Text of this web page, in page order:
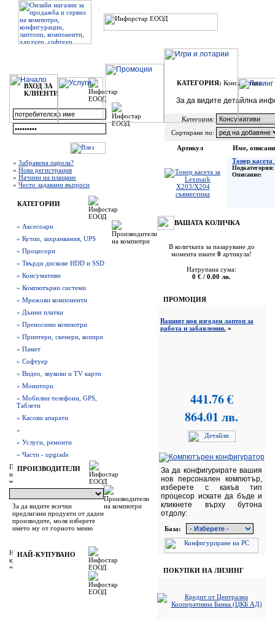
ВХОД ЗА
КЛИЕНТИ
» Забравена парола?
» Нова регистрация
» Начини на плащане
» Често задавани въпроси
КАТЕГОРИИ
» Аксесоари
» Кутии, захранвания, UPS
» Процесори
» Твърди дискове HDD и SSD
» Консумативи
» Компютърни системи
» Мрежови компоненти
» Дънни платки
» Преносими компютри
» Принтери, скенери, копири
» Памет
» Софтуер
» Видео, звукови и TV карти
» Монитори
» Мобилни телефони, GPS,
Таблети
» Касови апарати
»
» Услуги, ремонти
» Части - upgrade
ПРОИЗВОДИТЕЛИ
За да видите всички
предлагани продукти от даден
производите, моля изберете
името му от горното меню
НАЙ-КУПУВАНО
КАТЕГОРИЯ: Консумативи
За да видите детайлна
Категория:
Сортиране по:
Артикул
Име,
Тонер
Подкатегория:
Описание:
ВАШАТА КОЛИЧКА
В количката за пазаруване до
момента имате 0 артикула!
Натрупана сума:
0 € / 0.00 лв.
ПРОМОЦИЯ
Вашият нов изгоден лаптоп за
работа и забавления. »
441.76 €
864.01 лв.
За да конфигурирате вашия
нов персонален компютър,
изберете с какъв тип
процесор искате да бъде и
кликнете върху бутона
отдолу:
База:
ПОКУПКИ НА ЛИЗИНГ